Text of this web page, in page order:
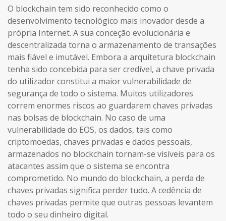
O blockchain tem sido reconhecido como o
desenvolvimento tecnológico mais inovador desde a
própria Internet. A sua conceção evolucionária e
descentralizada torna o armazenamento de transações
mais fiável e imutável. Embora a arquitetura blockchain
tenha sido concebida para ser credível, a chave privada
do utilizador constitui a maior vulnerabilidade de
segurança de todo o sistema. Muitos utilizadores
correm enormes riscos ao guardarem chaves privadas
nas bolsas de blockchain. No caso de uma
vulnerabilidade do EOS, os dados, tais como
criptomoedas, chaves privadas e dados pessoais,
armazenados no blockchain tornam-se visíveis para os
atacantes assim que o sistema se encontra
comprometido. No mundo do blockchain, a perda de
chaves privadas significa perder tudo. A cedência de
chaves privadas permite que outras pessoas levantem
todo o seu dinheiro digital.